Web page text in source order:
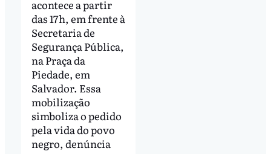
acontece a partir
das 17h, em frente à
Secretaria de
Segurança Pública,
na Praça da
Piedade, em
Salvador. Essa
mobilização
simboliza o pedido
pela vida do povo
negro, denúncia